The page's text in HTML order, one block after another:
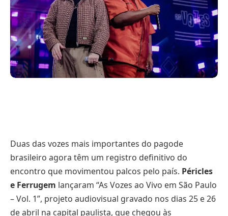
Duas das vozes mais importantes do pagode
brasileiro agora têm um registro definitivo do
encontro que movimentou palcos pelo país. Péricles
e Ferrugem lançaram “As Vozes ao Vivo em São Paulo
– Vol. 1”, projeto audiovisual gravado nos dias 25 e 26
de abril na capital paulista, que chegou às